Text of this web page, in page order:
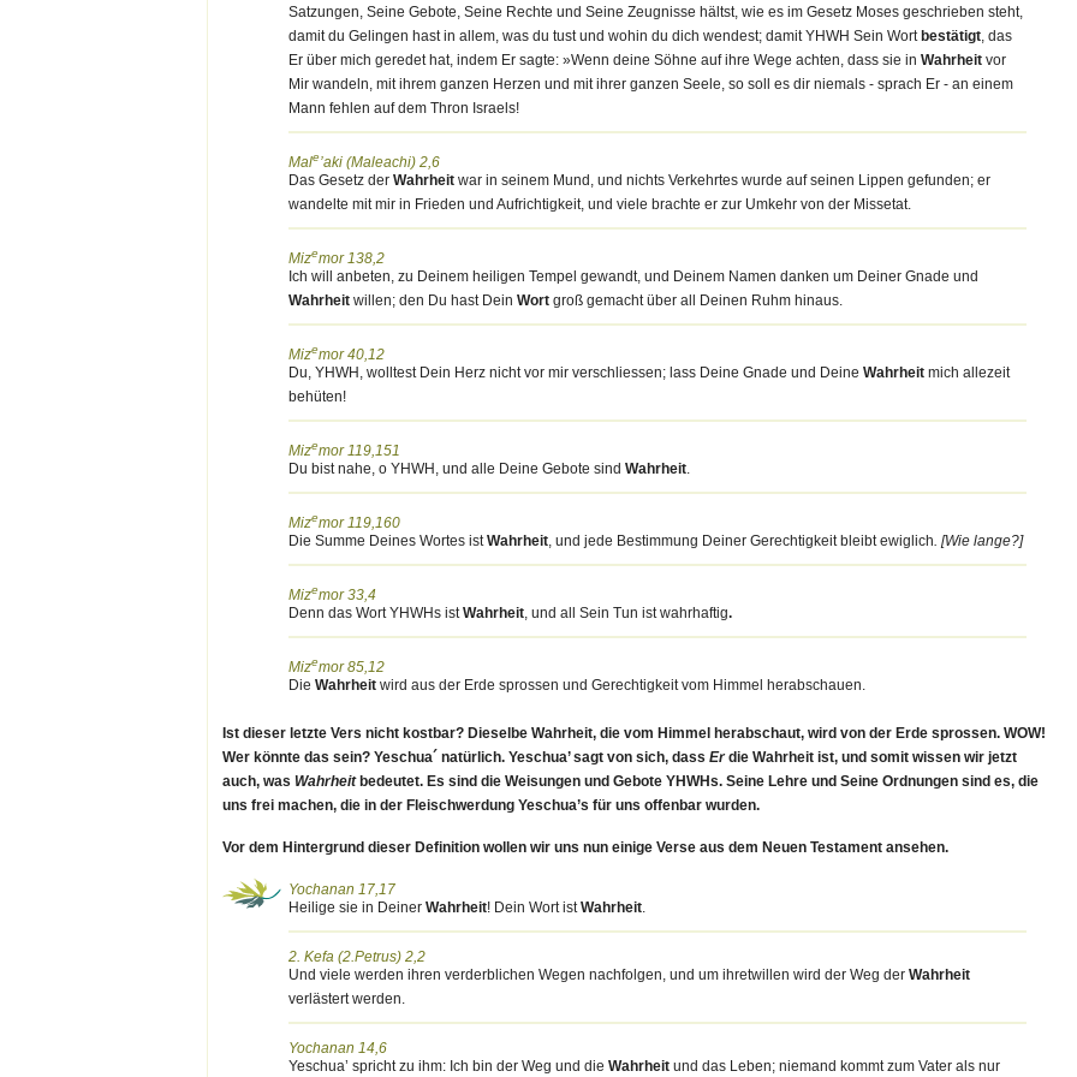
Satzungen, Seine Gebote, Seine Rechte und Seine Zeugnisse hältst, wie es im Gesetz Moses geschrieben steht,
damit du Gelingen hast in allem, was du tust und wohin du dich wendest; damit YHWH Sein Wort bestätigt, das
Er über mich geredet hat, indem Er sagte: »Wenn deine Söhne auf ihre Wege achten, dass sie in Wahrheit vor
Mir wandeln, mit ihrem ganzen Herzen und mit ihrer ganzen Seele, so soll es dir niemals - sprach Er - an einem
Mann fehlen auf dem Thron Israels!
Male’aki (Maleachi) 2,6
Das Gesetz der Wahrheit war in seinem Mund, und nichts Verkehrtes wurde auf seinen Lippen gefunden; er
wandelte mit mir in Frieden und Aufrichtigkeit, und viele brachte er zur Umkehr von der Missetat.
Mizemor 138,2
Ich will anbeten, zu Deinem heiligen Tempel gewandt, und Deinem Namen danken um Deiner Gnade und
Wahrheit willen; den Du hast Dein Wort groß gemacht über all Deinen Ruhm hinaus.
Mizemor 40,12
Du, YHWH, wolltest Dein Herz nicht vor mir verschliessen; lass Deine Gnade und Deine Wahrheit mich allezeit
behüten!
Mizemor 119,151
Du bist nahe, o YHWH, und alle Deine Gebote sind Wahrheit.
Mizemor 119,160
Die Summe Deines Wortes istWahrheit, und jede Bestimmung Deiner Gerechtigkeit bleibt ewiglich. [Wie lange?]
Mizemor 33,4
Denn das Wort YHWHs istWahrheit, und all Sein Tun ist wahrhaftig.
Mizemor 85,12
Die Wahrheit wird aus der Erde sprossen und Gerechtigkeit vom Himmel herabschauen.
Ist dieser letzte Vers nicht kostbar? Dieselbe Wahrheit, die vom Himmel herabschaut, wird von der Erde sprossen. WOW!
Wer könnte das sein? Yeschua´ natürlich. Yeschua’ sagt von sich, dass Erdie Wahrheit ist, und somit wissen wir jetzt
auch, was Wahrheitbedeutet. Es sind die Weisungen und Gebote YHWHs. Seine Lehre und Seine Ordnungen sind es, die
uns frei machen, die in der Fleischwerdung Yeschua’s für uns offenbar wurden.
Vor dem Hintergrund dieser Definition wollen wir uns nun einige Verse aus dem Neuen Testament ansehen.
Yochanan 17,17
Heilige sie in Deiner Wahrheit! Dein Wort istWahrheit.
2. Kefa (2.Petrus) 2,2
Und viele werden ihren verderblichen Wegen nachfolgen, und um ihretwillen wird der Weg der Wahrheit
verlästert werden.
Yochanan 14,6
Yeschua’ spricht zu ihm: Ich bin der Weg und die Wahrheit und das Leben; niemand kommt zum Vater als nur